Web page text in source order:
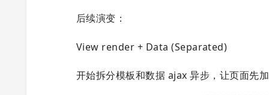
后续演变：
View render + Data (Separated)
开始拆分模板和数据 ajax 异步，让页面先